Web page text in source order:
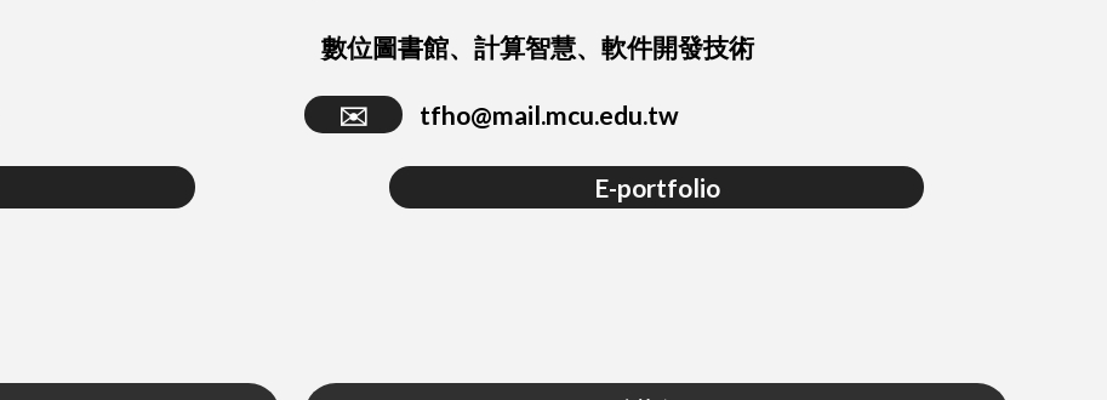
數位圖書館、計算智慧、軟件開發技術
✉️ tfho@mail.mcu.edu.tw
E-portfolio